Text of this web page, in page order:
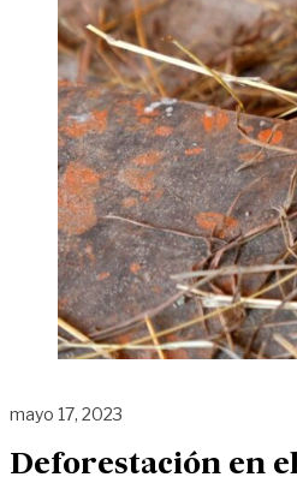
mayo 17, 2023
Deforestación en